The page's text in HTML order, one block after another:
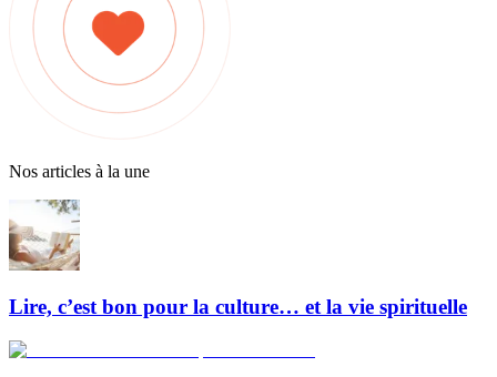
Nos articles à la une
Lire, c’est bon pour la culture… et la vie spirituelle